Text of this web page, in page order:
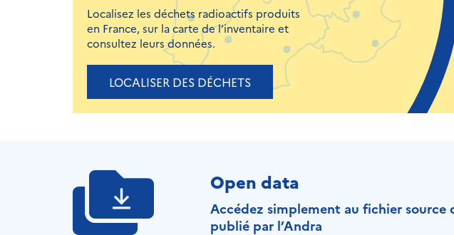
Localisez les déchets radioactifs produits
en France, sur la carte de l’inventaire et
consultez leurs données.
LOCALISER DES DÉCHETS
Open data
Accédez simplement au fichier
publié par l’Andra